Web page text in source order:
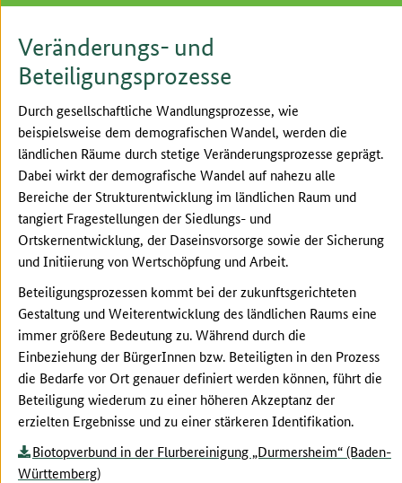
Veränderungs- und
Beteiligungsprozesse
Durch gesellschaftliche Wandlungsprozesse, wie
beispielsweise dem demografischen Wandel, werden die
ländlichen Räume durch stetige Veränderungsprozesse geprägt.
Dabei wirkt der demografische Wandel auf nahezu alle
Bereiche der Strukturentwicklung im ländlichen Raum und
tangiert Fragestellungen der Siedlungs- und
Ortskernentwicklung, der Daseinsvorsorge sowie der Sicherung
und Initiierung von Wertschöpfung und Arbeit.
Beteiligungsprozessen kommt bei der zukunftsgerichteten
Gestaltung und Weiterentwicklung des ländlichen Raums eine
immer größere Bedeutung zu. Während durch die
Einbeziehung der BürgerInnen bzw. Beteiligten in den Prozess
die Bedarfe vor Ort genauer definiert werden können, führt die
Beteiligung wiederum zu einer höheren Akzeptanz der
erzielten Ergebnisse und zu einer stärkeren Identifikation.
Biotopverbund in der Flurbereinigung „Durmersheim“ (Baden-
Württemberg)